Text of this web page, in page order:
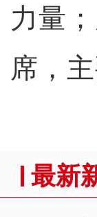
力量
席，
最新